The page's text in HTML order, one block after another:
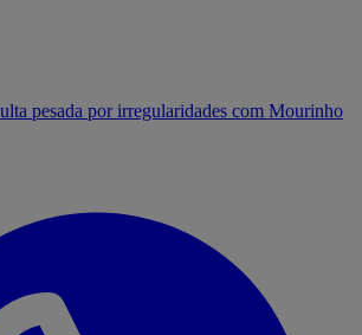
pesada por irregularidades com Mourinho